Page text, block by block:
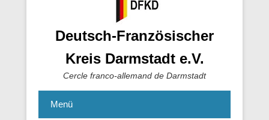
Deutsch-Französischer
Kreis Darmstadt e.V.
Cercle franco-allemand de Darmstadt
Menü